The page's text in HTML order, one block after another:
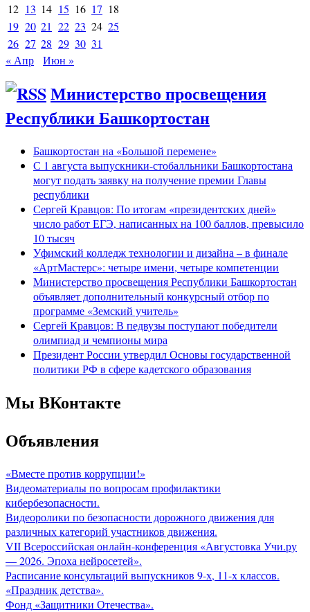
12 13 14 15 16 17 18
19 20 21 22 23 24 25
26 27 28 29 30 31
« Апр
Июн »
Министерство просвещения
Республики Башкортостан
Башкортостан на «Большой перемене»
С 1 августа выпускники-стобалльники Башкортостана
могут подать заявку на получение премии Главы
республики
Сергей Кравцов: По итогам «президентских дней»
число работ ЕГЭ, написанных на 100 баллов, превысило
10 тысяч
Уфимский колледж технологии и дизайна – в финале
«АртМастерс»: четыре имени, четыре компетенции
Министерство просвещения Республики Башкортостан
объявляет дополнительный конкурсный отбор по
программе «Земский учитель»
Сергей Кравцов: В педвузы поступают победители
олимпиад и чемпионы мира
Президент России утвердил Основы государственной
политики РФ в сфере кадетского образования
Мы ВКонтакте
Объявления
«Вместе против коррупции!»
Видеоматериалы по вопросам профилактики
кибербезопасности.
Видеоролики по безопасности дорожного движения для
различных категорий участников движения.
VII Всероссийская онлайн-конференция «Августовка Учи.ру
— 2026. Эпоха нейросетей».
Расписание консультаций выпускников 9-х, 11-х классов.
«Праздник детства».
Фонд «Защитники Отечества».